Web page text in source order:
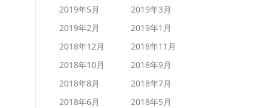
2019年5月
2019年3月
2019年2月
2019年1月
2018年12月
2018年11月
2018年10月
2018年9月
2018年8月
2018年7月
2018年6月
2018年5月